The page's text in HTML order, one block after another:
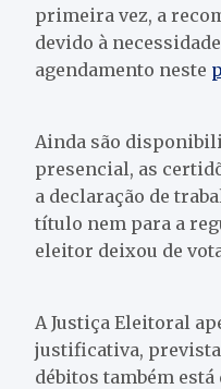
primeira vez, a
devido à
agendamento neste
Ainda são
presencial, as
a declaração de
título nem para a
eleitor deixou de
A Justiça Eleitoral
justificativa, prevista
débitos também